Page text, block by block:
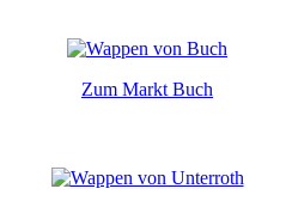
Zum Markt Buch